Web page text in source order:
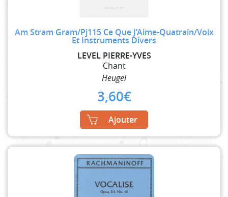
Am Stram Gram/Pj115 Ce Que J’Aime-Quatrain/Voix
Et Instruments Divers
LEVEL PIERRE-YVES
Chant
Heugel
3,60€
Ajouter